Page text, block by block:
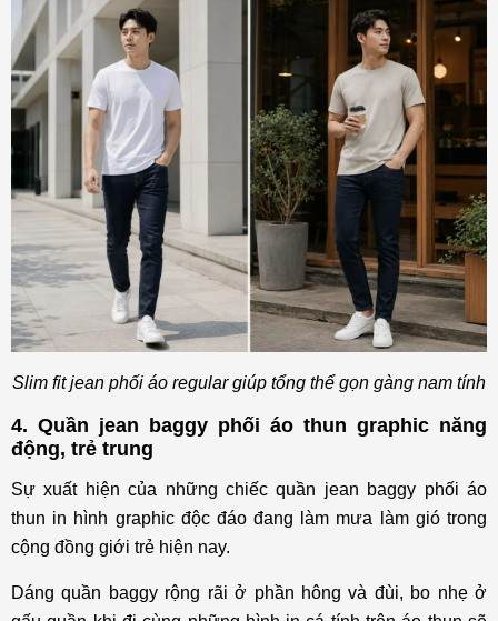
Slim fit jean phối áo regular giúp tổng thể gọn gàng nam tính
4. Quần jean baggy phối áo thun graphic năng
động, trẻ trung
Sự xuất hiện của những chiếc quần jean baggy phối áo
thun in hình graphic độc đáo đang làm mưa làm gió trong
cộng đồng giới trẻ hiện nay.
Dáng quần baggy rộng rãi ở phần hông và đùi, bo nhẹ ở